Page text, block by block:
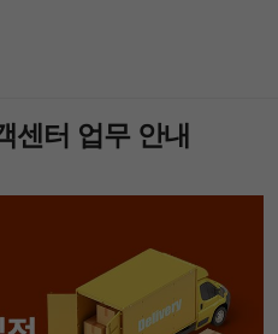
센터 업무 안내